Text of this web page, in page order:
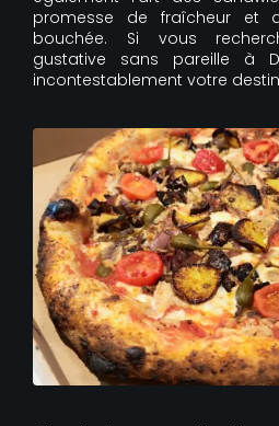
promesse de fraîcheur et
bouchée. Si vous
gustative sans pareille à
incontestablement votre